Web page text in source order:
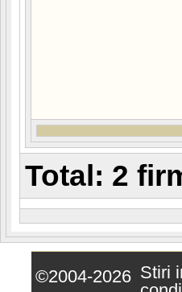
Total: 2
©2004-2026 Stiri